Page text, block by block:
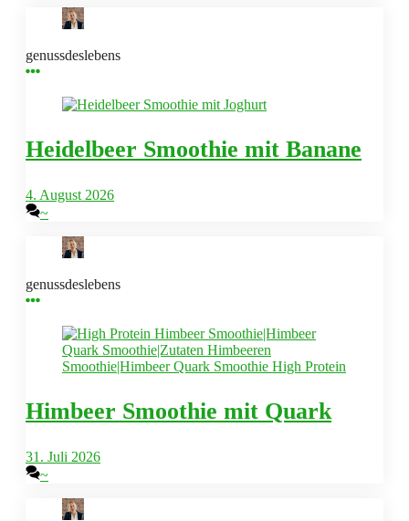
genussdeslebens
Heidelbeer Smoothie mit Banane
4. August 2026
~
genussdeslebens
Himbeer Smoothie mit Quark
31. Juli 2026
~